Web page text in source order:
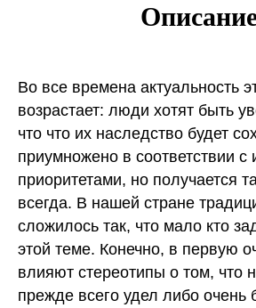
Во все времена актуальность
возрастает: люди хотят быть
что что их наследство будет
приумножено в соответствии
приоритетами, но получается
всегда. В нашей стране
сложилось так, что мало кто
этой теме. Конечно, в первую
влияют стереотипы о том, что
прежде всего удел либо очень